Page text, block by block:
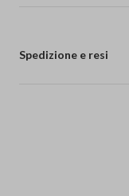
Spedizione e resi